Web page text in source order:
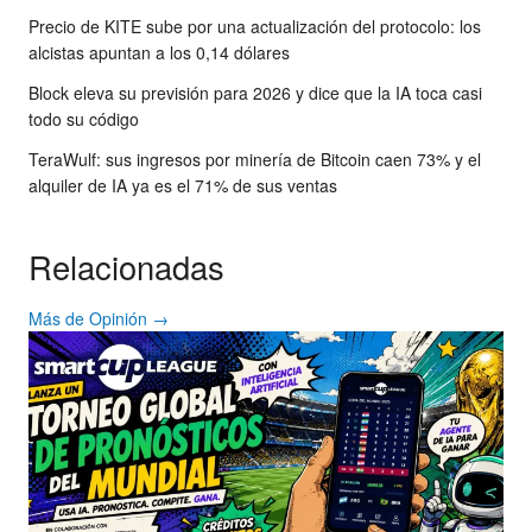
Precio de KITE sube por una actualización del protocolo: los
alcistas apuntan a los 0,14 dólares
Block eleva su previsión para 2026 y dice que la IA toca casi
todo su código
TeraWulf: sus ingresos por minería de Bitcoin caen 73% y el
alquiler de IA ya es el 71% de sus ventas
Relacionadas
Más de Opinión →